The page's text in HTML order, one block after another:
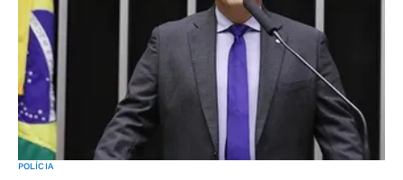
POLÍCIA